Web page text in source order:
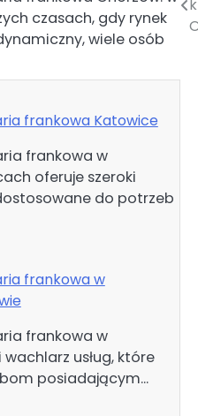
czasach, gdy rynek
wiele osób
frankowa Katowice
frankowa w
oferuje szeroki
do potrzeb
frankowa w
frankowa w
usług, które
posiadającym…